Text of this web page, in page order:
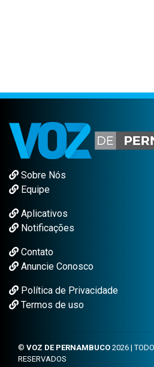
Sobre Nós
Equipe
Aplicativos
Notificações
Contato
Anuncie Conosco
Política de Privacidade
Termos de uso
© VOZ DE PERNAMBUCO 2026 |
RESERVADOS